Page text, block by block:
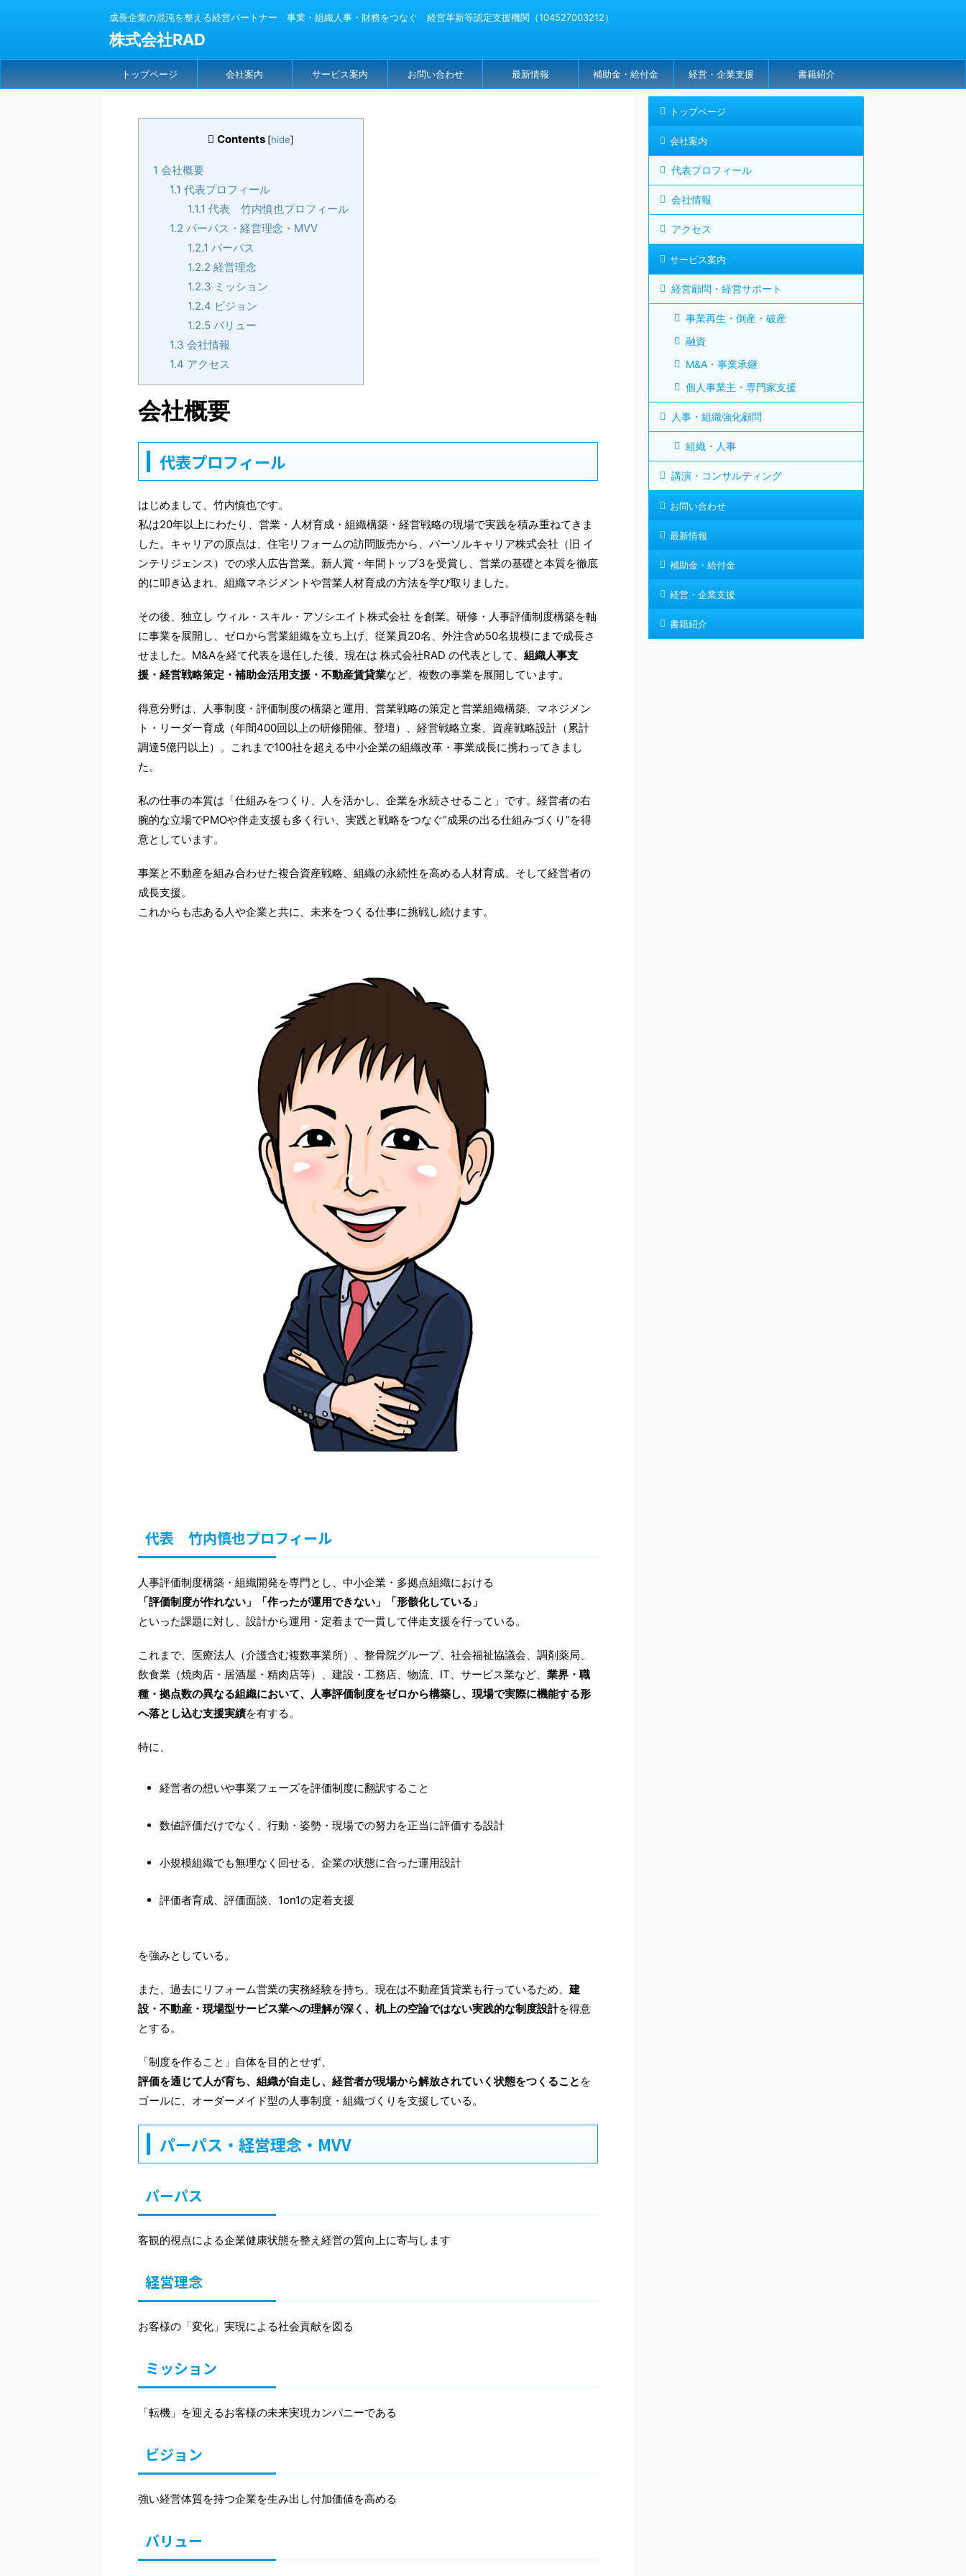
成長企業の混沌を整える経営パートナー 事業・組織人事・財務をつなぐ 経営革新等認定支援機関（104527003212）
株式会社RAD
トップページ 会社案内 サービス案内 お問い合わせ 最新情報 補助金・給付金 経営・企業支援 書籍紹介
Contents [hide]
1 会社概要
1.1 代表プロフィール
1.1.1 代表 竹内慎也プロフィール
1.2 パーパス・経営理念・MVV
1.2.1 パーパス
1.2.2 経営理念
1.2.3 ミッション
1.2.4 ビジョン
1.2.5 バリュー
1.3 会社情報
1.4 アクセス
会社概要
代表プロフィール
はじめまして、竹内慎也です。
私は20年以上にわたり、営業・人材育成・組織構築・経営戦略の現場で実践を積み重ねてきま
した。キャリアの原点は、住宅リフォームの訪問販売から、パーソルキャリア株式会社（旧 イ
ンテリジェンス）での求人広告営業。新人賞・年間トップ3を受賞し、営業の基礎と本質を徹底
的に叩き込まれ、組織マネジメントや営業人材育成の方法を学び取りました。
その後、独立し ウィル・スキル・アソシエイト株式会社 を創業。研修・人事評価制度構築を軸
に事業を展開し、ゼロから営業組織を立ち上げ、従業員20名、外注含め50名規模にまで成長さ
せました。M&Aを経て代表を退任した後、現在は 株式会社RAD の代表として、 組織人事支
援・経営戦略策定・補助金活用支援・不動産賃貸業など、複数の事業を展開しています。
得意分野は、人事制度・評価制度の構築と運用、営業戦略の策定と営業組織構築、マネジメン
ト・リーダー育成（年間400回以上の研修開催、登壇）、経営戦略立案、資産戦略設計（累計
調達5億円以上）。これまで100社を超える中小企業の組織改革・事業成長に携わってきまし
た。
私の仕事の本質は「仕組みをつくり、人を活かし、企業を永続させること」です。経営者の右
腕的な立場でPMOや伴走支援も多く行い、実践と戦略をつなぐ“成果の出る仕組みづくり”を得
意としています。
事業と不動産を組み合わせた複合資産戦略、組織の永続性を高める人材育成、そして経営者の
成長支援。
これからも志ある人や企業と共に、未来をつくる仕事に挑戦し続けます。
代表 竹内慎也プロフィール
人事評価制度構築・組織開発を専門とし、中小企業・多拠点組織における
「評価制度が作れない」「作ったが運用できない」「形骸化している」
といった課題に対し、設計から運用・定着まで一貫して伴走支援を行っている。
これまで、医療法人（介護含む複数事業所）、整骨院グループ、社会福祉協議会、調剤薬局、
飲食業（焼肉店・居酒屋・精肉店等）、建設・工務店、物流、IT、サービス業など、 業界・職
種・拠点数の異なる組織において、人事評価制度をゼロから構築し、現場で実際に機能する形
へ落とし込む支援実績を有する。
特に、
経営者の想いや事業フェーズを評価制度に翻訳すること
数値評価だけでなく、行動・姿勢・現場での努力を正当に評価する設計
小規模組織でも無理なく回せる、企業の状態に合った運用設計
評価者育成、評価面談、1on1の定着支援
を強みとしている。
また、過去にリフォーム営業の実務経験を持ち、現在は不動産賃貸業も行っているため、 建
設・不動産・現場型サービス業への理解が深く、机上の空論ではない実践的な制度設計を得意
とする。
「制度を作ること」自体を目的とせず、
評価を通じて人が育ち、組織が自走し、経営者が現場から解放されていく状態をつくること を
ゴールに、オーダーメイド型の人事制度・組織づくりを支援している。
パーパス・経営理念・MVV
パーパス
客観的視点による企業健康状態を整え経営の質向上に寄与します
経営理念
お客様の「変化」実現による社会貢献を図る
ミッション
「転機」を迎えるお客様の未来実現カンパニーである
ビジョン
強い経営体質を持つ企業を生み出し付加価値を高める
バリュー
トップページ
会社案内
代表プロフィール
会社情報
アクセス
サービス案内
経営顧問・経営サポート
事業再生・倒産・破産
融資
M&A・事業承継
個人事業主・専門家支援
人事・組織強化顧問
組織・人事
講演・コンサルティング
お問い合わせ
最新情報
補助金・給付金
経営・企業支援
書籍紹介